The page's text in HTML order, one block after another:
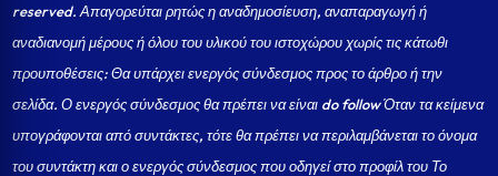
reserved. Απαγορεύται ρητώς η αναδημοσίευση, αναπαραγωγή ή
αναδιανομή μέρους ή όλου του υλικού του ιστοχώρου χωρίς τις κάτωθι
προυποθέσεις: Θα υπάρχει ενεργός σύνδεσμος προς το άρθρο ή την
σελίδα.Ο ενεργός σύνδεσμος θα πρέπει να είναι do follow Όταν τα κείμενα
υπογράφονται από συντάκτες, τότε θα πρέπει να περιλαμβάνεται το όνομα
του συντάκτη και ο ενεργός σύνδεσμος που οδηγεί στο προφίλ του Το